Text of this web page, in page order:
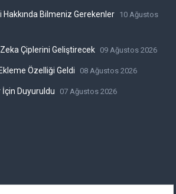
Hakkında Bilmeniz Gerekenler 10 Ağustos
Çiplerini Geliştirecek 09 Ağustos 2026
Özelliği Geldi 08 Ağustos 2026
Duyuruldu 07 Ağustos 2026